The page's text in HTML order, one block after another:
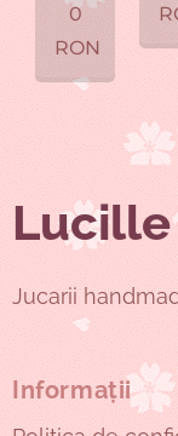
0
RON
Jucarii
Informații